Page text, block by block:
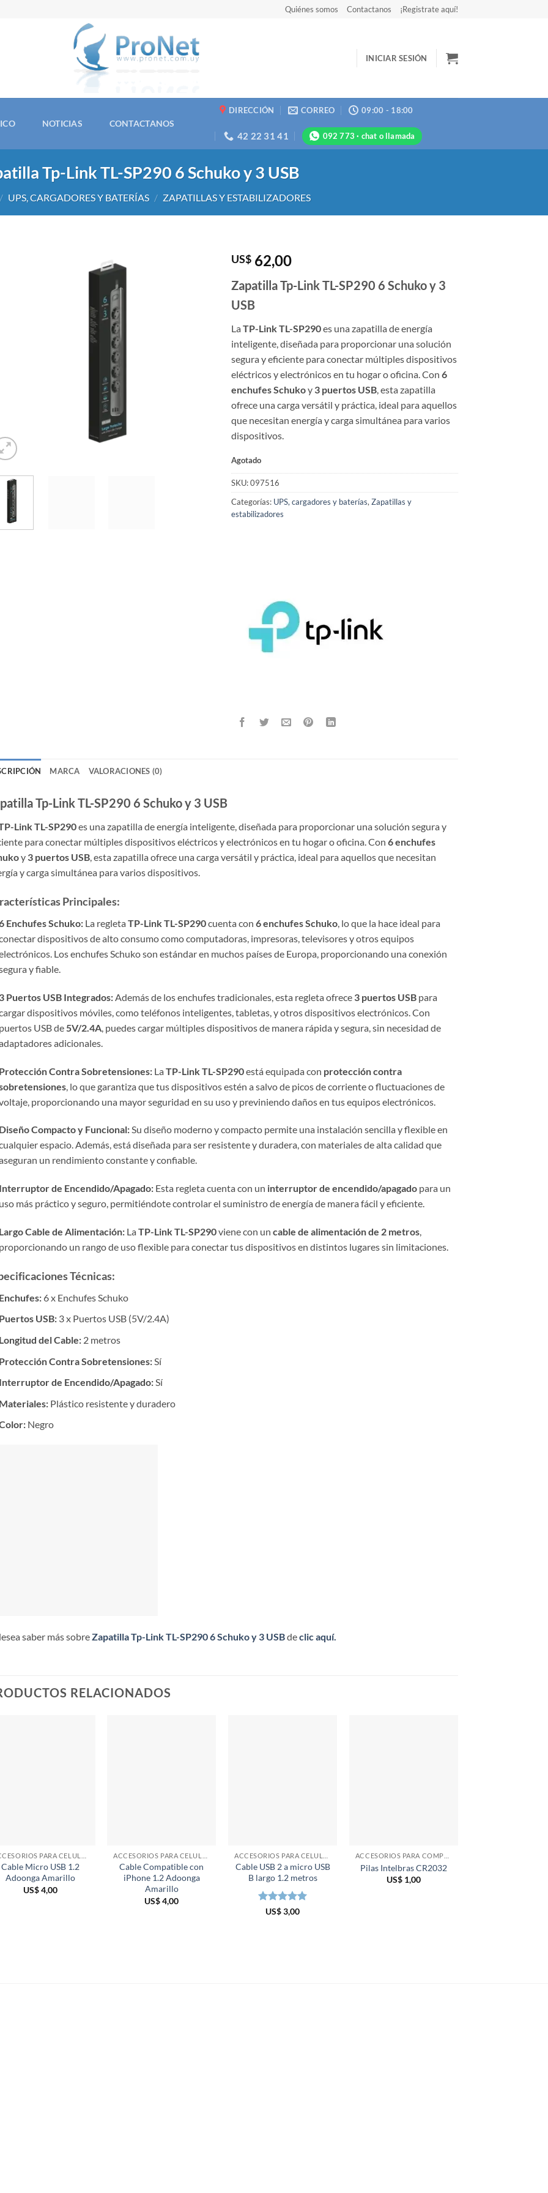
Quiénes somos Contactanos ¡Registrate aquí!
INICIAR SESIÓN
NOTICIAS CONTACTANOS
DIRECCIÓN CORREO 09:00 - 18:00
42 22 31 41 092 773 · chat o llamada
Tp-Link TL-SP290 6 Schuko y 3 USB
/ UPS, CARGADORES Y BATERÍAS / ZAPATILLAS Y ESTABILIZADORES
US$ 62,00
Zapatilla Tp-Link TL-SP290 6 Schuko y 3
USB
LaTP-Link TL-SP290es una zapatilla de energía
inteligente, diseñada para proporcionar una solución
segura y eficiente para conectar múltiples dispositivos
eléctricos y electrónicos en tu hogar o oficina. Con6
enchufes Schukoy 3 puertos USB , esta zapatilla
ofrece una carga versátil y práctica, ideal para aquellos
que necesitan energía y carga simultánea para varios
dispositivos.
Agotado
SKU:097516
Categorías: UPS, cargadores y baterías,Zapatillas y
estabilizadores
MARCA VALORACIONES (0)
Tp-Link TL-SP290 6 Schuko y 3 USB
Link TL-SP290es una zapatilla de energía inteligente, diseñada para proporcionar una solución segura y
para conectar múltiples dispositivos eléctricos y electrónicos en tu hogar o oficina. Con 6 enchufes
y 3 puertos USB, esta zapatilla ofrece una carga versátil y práctica, ideal para aquellos que necesitan
y carga simultánea para varios dispositivos.
Principales:
Enchufes Schuko: La regletaTP-Link TL-SP290cuenta con6 enchufes Schuko, lo que la hace ideal para
dispositivos de alto consumo como computadoras, impresoras, televisores y otros equipos
Los enchufes Schuko son estándar en muchos países de Europa, proporcionando una conexión
y fiable.
Puertos USB Integrados: Además de los enchufes tradicionales, esta regleta ofrece 3 puertos USB para
dispositivos móviles, como teléfonos inteligentes, tabletas, y otros dispositivos electrónicos. Con
USB de 5V/2.4A , puedes cargar múltiples dispositivos de manera rápida y segura, sin necesidad de
adicionales.
Contra Sobretensiones: LaTP-Link TL-SP290está equipada con protección contra
, lo que garantiza que tus dispositivos estén a salvo de picos de corriente o fluctuaciones de
proporcionando una mayor seguridad en su uso y previniendo daños en tus equipos electrónicos.
Compacto y Funcional:Su diseño moderno y compacto permite una instalación sencilla y flexible en
espacio. Además, está diseñada para ser resistente y duradera, con materiales de alta calidad que
un rendimiento constante y confiable.
de Encendido/Apagado: Esta regleta cuenta con un interruptor de encendido/apagado para un
más práctico y seguro, permitiéndote controlar el suministro de energía de manera fácil y eficiente.
Cable de Alimentación: LaTP-Link TL-SP290viene con uncable de alimentación de 2 metros,
un rango de uso flexible para conectar tus dispositivos en distintos lugares sin limitaciones.
Técnicas:
6 x Enchufes Schuko
USB: 3 x Puertos USB (5V/2.4A)
del Cable: 2 metros
Contra Sobretensiones: Sí
de Encendido/Apagado:Sí
Plástico resistente y duradero
Negro
saber más sobreZapatilla Tp-Link TL-SP290 6 Schuko y 3 USBdeclic aquí.
RELACIONADOS
Cable Micro USB 1.2
Adoonga Amarillo
US$4,00
Cable Compatible con
iPhone 1.2 Adoonga
Amarillo
US$4,00
Cable USB 2 a micro USB
B largo 1.2 metros
Valorado en
US$3,00
Pilas Intelbras CR2032
US$ 1,00